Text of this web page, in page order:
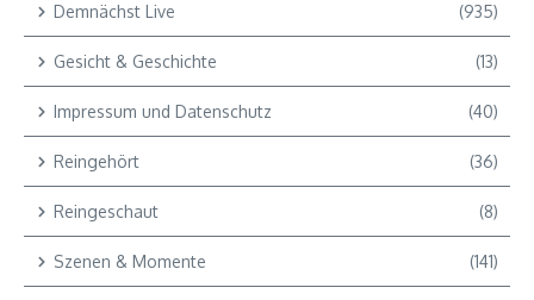
Demnächst Live (935)
Gesicht & Geschichte (13)
Impressum und Datenschutz (40)
Reingehört (36)
Reingeschaut (8)
Szenen & Momente (141)